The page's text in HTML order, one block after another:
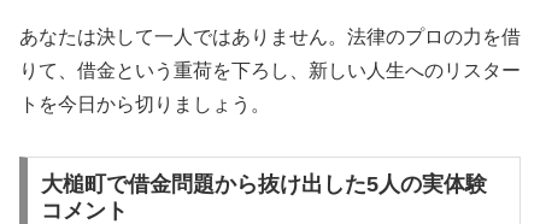
あなたは決して一人ではありません。法律のプロの力を借
りて、借金という重荷を下ろし、新しい人生へのリスター
トを今日から切りましょう。
大槌町で借金問題から抜け出した5人の実体験
コメント